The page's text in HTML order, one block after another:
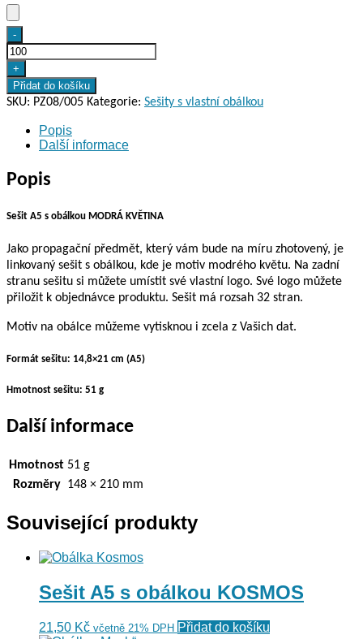
Sešit
A5
s
obálkou
MODRÁ
množství
-
+
Přidat do košíku
SKU: PZ08/005 Kategorie: Sešity s vlastní obálkou
Popis
Další informace
Popis
Sešit A5 s obálkou MODRÁ KVĚTINA
Jako propagační předmět, který vám bude na míru zhotovený, je
linkovaný sešit s obálkou, kde je motiv modrého květu. Na zadní
stranu sešitu si můžete umístit své vlastní logo. Své logo můžete
přiložit k objednávce produktu. Sešit má rozsah 32 stran.
Motiv na obálce můžeme vytisknou i zcela z Vašich dat.
Formát sešitu: 14,8×21 cm (A5)
Hmotnost sešitu: 51 g
Další informace
Hmotnost 51 g
Rozměry 148 × 210 mm
Související produkty
Sešit A5 s obálkou KOSMOS
21,50 Kč včetně 21% DPH Přidat do košíku